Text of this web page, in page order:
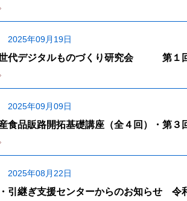
2025年09月19日
代デジタルものづくり研究会 第１回
2025年09月09日
食品販路開拓基礎講座（全４回）・第
2025年08月22日
引継ぎ支援センターからのお知らせ 令